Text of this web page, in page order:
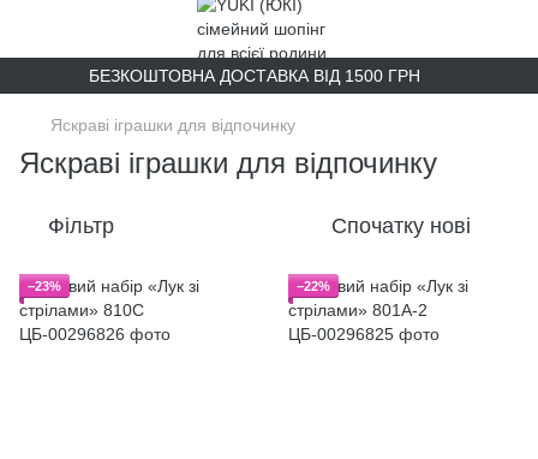
БЕЗКОШТОВНА ДОСТАВКА ВІД 1500 ГРН
Яскраві іграшки для відпочинку
Яскраві іграшки для відпочинку
Фільтр Спочатку нові
−23% −22%